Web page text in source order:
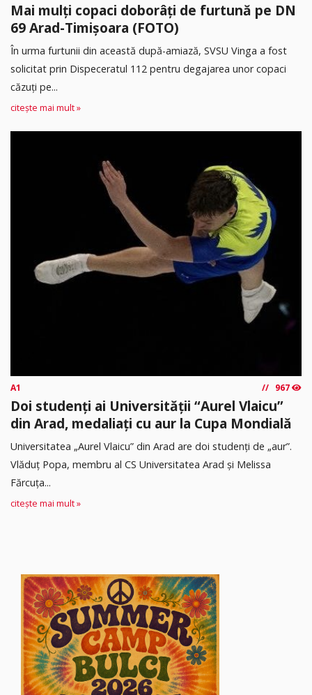
Mai mulți copaci doborâți de furtună pe DN
69 Arad-Timișoara (FOTO)
În urma furtunii din această după-amiază, SVSU Vinga a fost
solicitat prin Dispeceratul 112 pentru degajarea unor copaci
căzuți pe...
citește mai mult »
A1 967
Doi studenți ai Universității “Aurel Vlaicu”
din Arad, medaliați cu aur la Cupa Mondială
Universitatea „Aurel Vlaicu” din Arad are doi studenți de „aur”.
Vlăduț Popa, membru al CS Universitatea Arad și Melissa
Fărcuța...
citește mai mult »